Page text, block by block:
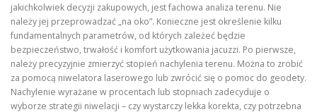
jakichkolwiek decyzji zakupowych, jest fachowa analiza terenu. Nie
należy jej przeprowadzać „na oko”. Konieczne jest określenie kilku
fundamentalnych parametrów, od których zależeć będzie
bezpieczeństwo, trwałość i komfort użytkowania jacuzzi. Po pierwsze,
należy precyzyjnie zmierzyć stopień nachylenia terenu. Można to zrobić
za pomocą niwelatora laserowego lub zwrócić się o pomoc do geodety.
Nachylenie wyrażane w procentach lub stopniach zadecyduje o
wyborze strategii niwelacji – czy wystarczy lekka korekta, czy potrzebna